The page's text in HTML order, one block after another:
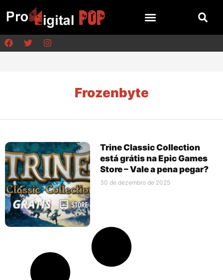
Frozenbyte
Trine Classic Collection
está grátis na Epic Games
Store – Vale a pena pegar?
30 de dezembro de 2025